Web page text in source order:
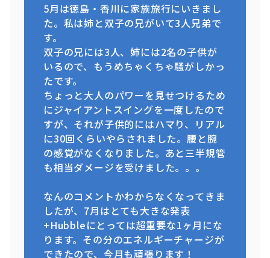
5月は徳島・香川に家族旅行にいきまし
た。私は姉と双子の兄がいて3人兄弟で
す。
双子の兄には3人、姉には2名の子供が
いるので、もうめちゃくちゃ騒がしかっ
たです。
ちょっと大人のパワーを見せつけるため
にジャイアントスイングを一度したので
すが、それが子供的にはハマり、リアル
に30回くらいやらされました。腰と腕
の感覚がなくなりました。あと三半規管
も相当ダメージを受けました。。。
なんのコメントかわからなくなってきま
したが、7月はとても大きな発表
+Hubbleにとっては超重要な1ヶ月にな
ります。その分のエネルギーチャージが
できたので、今月も頑張ります！